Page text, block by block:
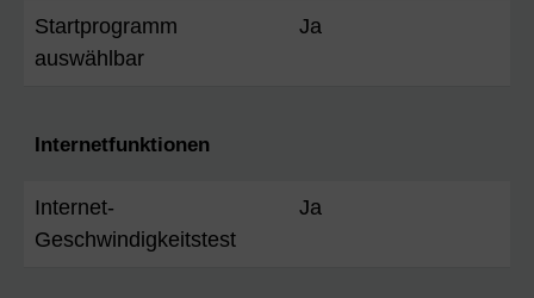
Startprogramm
auswählbar
Ja
Internetfunktionen
Internet-
Geschwindigkeitstest
Ja